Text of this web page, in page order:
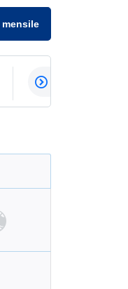
mensile